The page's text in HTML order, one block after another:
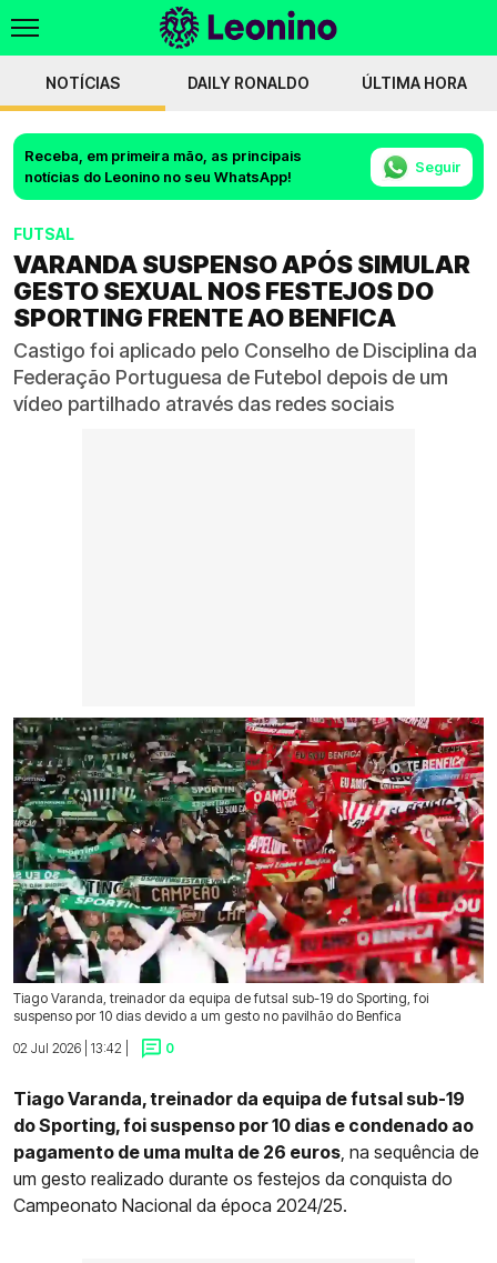
NOTÍCIAS DAILY RONALDO ÚLTIMA HORA
Receba, em primeira mão, as principais
notícias do Leonino no seu WhatsApp!
Seguir
FUTSAL
VARANDA SUSPENSO APÓS SIMULAR
GESTO SEXUAL NOS FESTEJOS DO
SPORTING FRENTE AO BENFICA
Castigo foi aplicado pelo Conselho de Disciplina da
Federação Portuguesa de Futebol depois de um
vídeo partilhado através das redes sociais
Tiago Varanda, treinador da equipa de futsal sub-19 do Sporting, foi
suspenso por 10 dias devido a um gesto no pavilhão do Benfica
02 Jul 2026 | 13:42 |
0
Tiago Varanda, treinador da equipa de futsal sub-19
do Sporting, foi suspenso por 10 dias e condenado ao
pagamento de uma multa de 26 euros, na sequência de
um gesto realizado durante os festejos da conquista do
Campeonato Nacional da época 2024/25.